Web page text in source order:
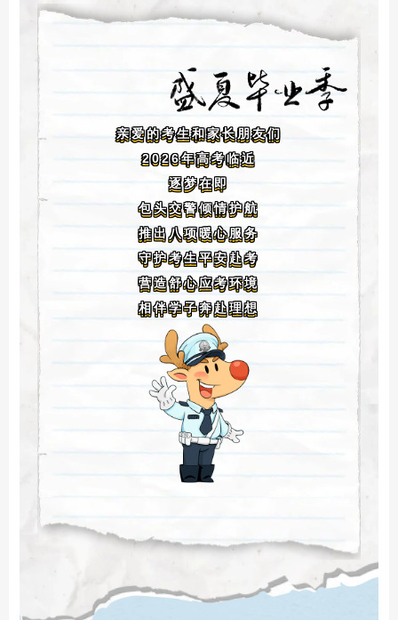
亲爱的考生和家长朋友们
2026年高考临近
逐梦在即
包头交警倾情护航
推出八项暖心服务
守护考生平安赴考
营造舒心应考环境
相伴学子奔赴理想